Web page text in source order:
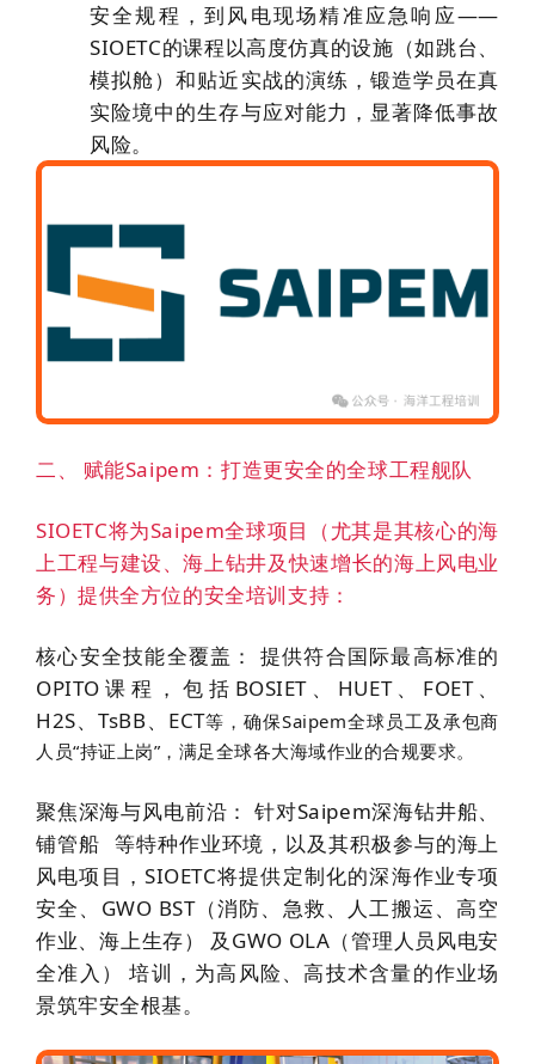
安全规程，到风电现场精准应急响应——
SIOETC的课程以高度仿真的设施（如跳台、
模拟舱）和贴近实战的演练，锻造学员在真
实险境中的生存与应对能力，显著降低事故
风险。
二、 赋能Saipem：打造更安全的全球工程舰队
SIOETC将为Saipem全球项目（尤其是其核心的海
上工程与建设、海上钻井及快速增长的海上风电业
务）提供全方位的安全培训支持：
核心安全技能全覆盖：
提供符合国际最高标准的
OPITO课程，包括 BOSIET、HUET、FOET、
H2S、TsBB、ECT等，确保Saipem全球员工及承包商
人员“持证上岗”，满足全球各大海域作业的合规要求。
聚焦深海与风电前沿： 针对Saipem深海钻井船、
铺管船 等特种作业环境，以及其积极参与的海上
风电项目，SIOETC将提供定制化的深海作业专项
安全、 GWO BST（消防、急救、人工搬运、高空
作业、海上生存）
及 GWO OLA（管理人员风电安
全准入）
培训，为高风险、高技术含量的作业场
景筑牢安全根基。